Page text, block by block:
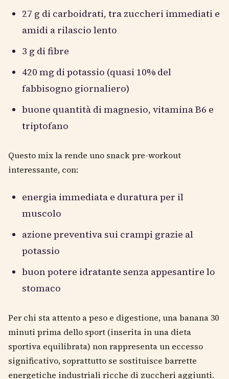
27 g di carboidrati, tra zuccheri immediati e
amidi a rilascio lento
3 g di fibre
420 mg di potassio (quasi 10% del
fabbisogno giornaliero)
buone quantità di magnesio, vitamina B6 e
triptofano
Questo mix la rende uno snack pre-workout
interessante, con:
energia immediata e duratura per il
muscolo
azione preventiva sui crampi grazie al
potassio
buon potere idratante senza appesantire lo
stomaco
Per chi sta attento a peso e digestione, una banana 30
minuti prima dello sport (inserita in una dieta
sportiva equilibrata) non rappresenta un eccesso
significativo, soprattutto se sostituisce barrette
energetiche industriali ricche di zuccheri aggiunti.